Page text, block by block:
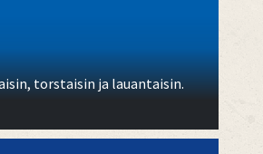
torstaisin ja lauantaisin.